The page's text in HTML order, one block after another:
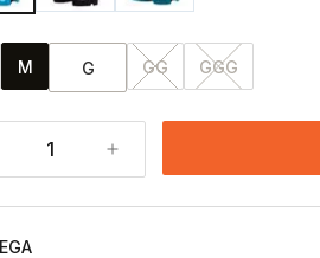
M G GG GGG
1